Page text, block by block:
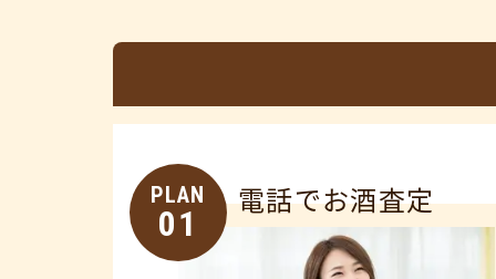
PLAN
01
電話でお酒査定